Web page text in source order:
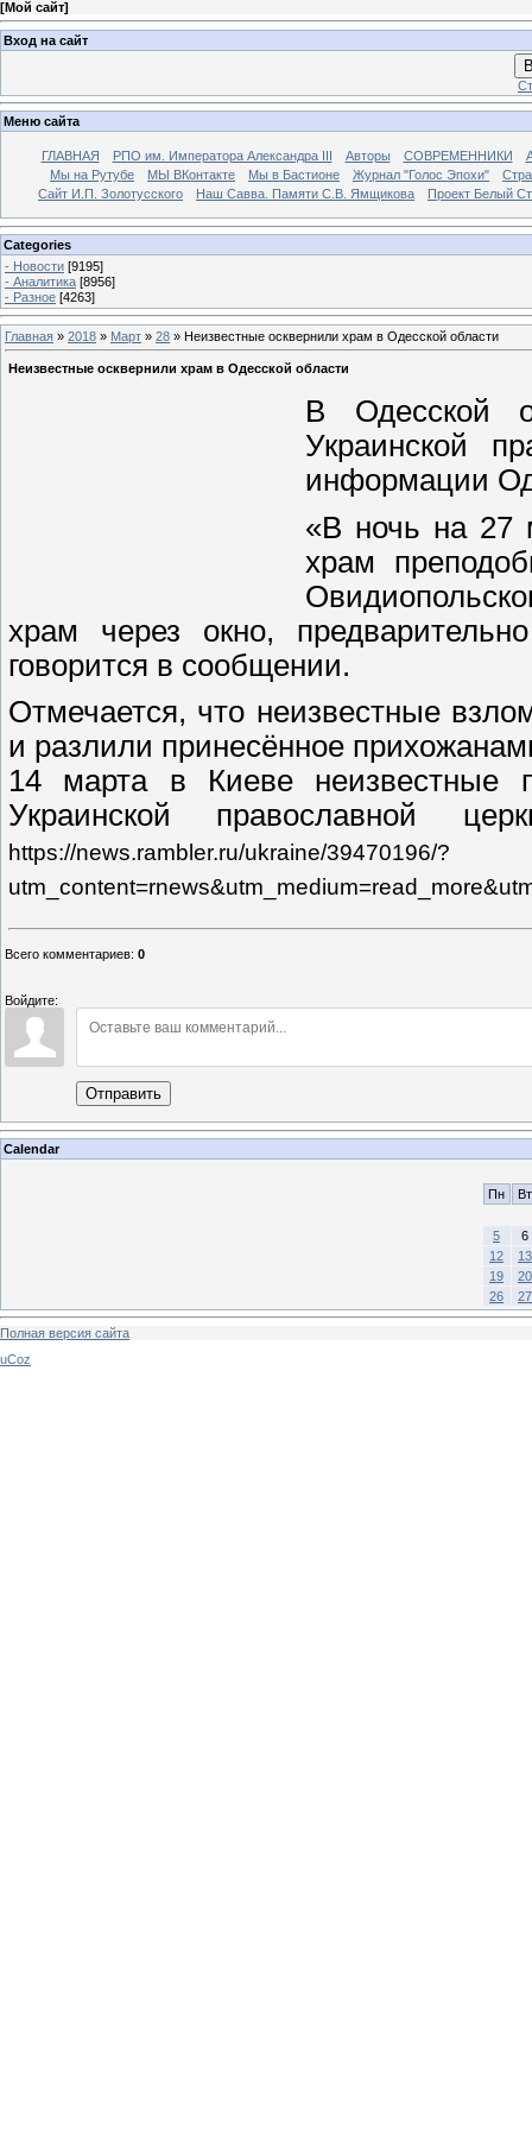
[Мой сайт]
Вход на сайт
Меню сайта
ГЛАВНАЯ РПО им. Императора Александра III Авторы СОВРЕМЕННИКИ
Мы на Рутубе
МЫ ВКонтакте Мы в Бастионе Журнал "Голос Эпохи"
Сайт И.П. Золотусского
Наш Савва. Памяти С.В. Ямщикова Проект Белый
Categories
- Новости [9195]
- Аналитика [8956]
- Разное [4263]
Главная » 2018 » Март » 28 » Неизвестные осквернили храм в Одесской области
Неизвестные осквернили храм в Одесской области
В Одесской
Украинской
информации
«В ночь на 27
храм
храм через окно,
говорится в сообщении.
Отмечается, что неизвестные
и разлили принесённое
14 марта в Киеве неизвестные
Украинской православной
https://news.rambler.ru/ukraine/39470196/?
Всего комментариев: 0
Войдите:
Отправить
Calendar
Пн Вт
5
6
12
13
19
20
26
27
Полная версия сайта
uCoz